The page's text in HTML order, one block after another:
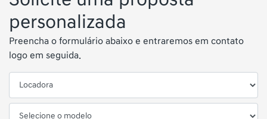
personalizada
Preencha o formulário abaixo e entraremos em contato
logo em seguida.